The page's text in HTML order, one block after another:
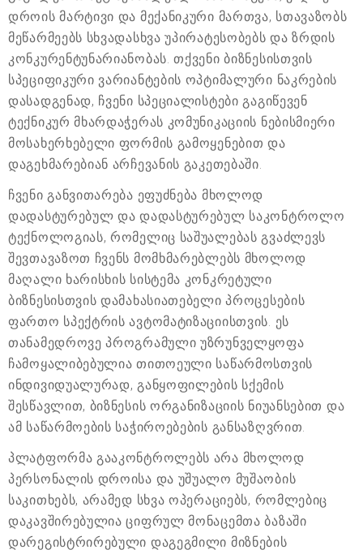
დროის მარტივი და მექანიკური მართვა, სთავაზობს
მეწარმეებს სხვადასხვა უპირატესობებს და ზრდის
კონკურენტუნარიანობას. თქვენი ბიზნესისთვის
სპეციფიკური ვარიანტების ოპტიმალური ნაკრების
დასადგენად, ჩვენი სპეციალისტები გაგიწევენ
ტექნიკურ მხარდაჭერას კომუნიკაციის ნებისმიერი
მოსახერხებელი ფორმის გამოყენებით და
დაგეხმარებიან არჩევანის გაკეთებაში.
ჩვენი განვითარება ეფუძნება მხოლოდ
დადასტურებულ და დადასტურებულ საკონტროლო
ტექნოლოგიას, რომელიც საშუალებას გვაძლევს
შევთავაზოთ ჩვენს მომხმარებლებს მხოლოდ
მაღალი ხარისხის სისტემა კონკრეტული
ბიზნესისთვის დამახასიათებელი პროცესების
ფართო სპექტრის ავტომატიზაციისთვის. ეს
თანამედროვე პროგრამული უზრუნველყოფა
ჩამოყალიბებულია თითოეული საწარმოსთვის
ინდივიდუალურად, განყოფილების სქემის
შესწავლით, ბიზნესის ორგანიზაციის ნიუანსებით და
ამ საწარმოების საჭიროებების განსაზღვრით.
პლატფორმა გააკონტროლებს არა მხოლოდ
პერსონალის დროისა და უშუალო მუშაობის
საკითხებს, არამედ სხვა ოპერაციებს, რომლებიც
დაკავშირებულია ციფრულ მონაცემთა ბაზაში
დარეგისტრირებული დაგეგმილი მიზნების